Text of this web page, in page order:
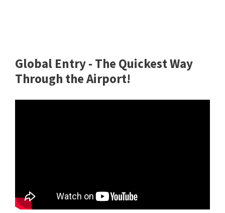
Global Entry - The Quickest Way
Through the Airport!